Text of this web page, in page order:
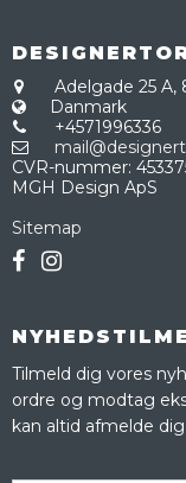
Adelgade 25 A,
Danmark
+4571996336
CVR-nummer:
MGH Design ApS
Sitemap
Tilmeld dig vores
ordre og modtag
kan altid afmelde